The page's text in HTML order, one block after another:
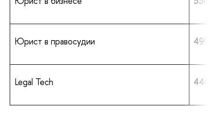
Юрист в правосудии 490
Legal Tech 440